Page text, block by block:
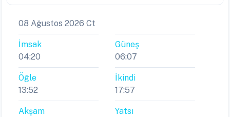
08 Ağustos 2026 Ct
İmsak
04:20
Güneş
06:07
Öğle
13:52
İkindi
17:57
Akşam
Yatsı